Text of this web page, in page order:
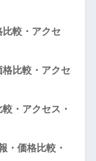
較・アクセ
比較・アクセ
・アクセス・
・価格比較・